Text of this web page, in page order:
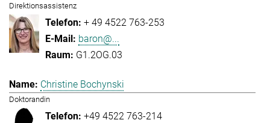
Direktionsassistenz
+ 49 4522 763-253
baron@...
G1.2OG.03
Christine Bochynski
Doktorandin
+49 4522 763-214